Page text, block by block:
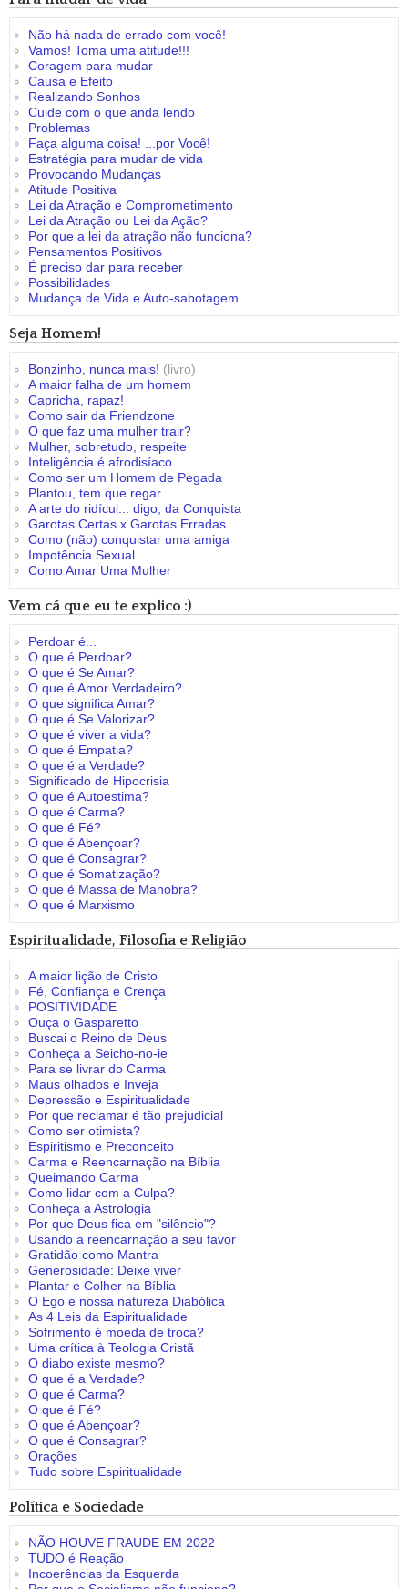
Não há nada de errado com você!
Vamos! Toma uma atitude!!!
Coragem para mudar
Causa e Efeito
Realizando Sonhos
Cuide com o que anda lendo
Problemas
Faça alguma coisa! ...por Você!
Estratégia para mudar de vida
Provocando Mudanças
Atitude Positiva
Lei da Atração e Comprometimento
Lei da Atração ou Lei da Ação?
Por que a lei da atração não funciona?
Pensamentos Positivos
É preciso dar para receber
Possibilidades
Mudança de Vida e Auto-sabotagem
Seja Homem!
Bonzinho, nunca mais! (livro)
A maior falha de um homem
Capricha, rapaz!
Como sair da Friendzone
O que faz uma mulher trair?
Mulher, sobretudo, respeite
Inteligência é afrodisíaco
Como ser um Homem de Pegada
Plantou, tem que regar
A arte do ridícul... digo, da Conquista
Garotas Certas x Garotas Erradas
Como (não) conquistar uma amiga
Impotência Sexual
Como Amar Uma Mulher
Vem cá que eu te explico :)
Perdoar é...
O que é Perdoar?
O que é Se Amar?
O que é Amor Verdadeiro?
O que significa Amar?
O que é Se Valorizar?
O que é viver a vida?
O que é Empatia?
O que é a Verdade?
Significado de Hipocrisia
O que é Autoestima?
O que é Carma?
O que é Fé?
O que é Abençoar?
O que é Consagrar?
O que é Somatização?
O que é Massa de Manobra?
O que é Marxismo
Espiritualidade, Filosofia e Religião
A maior lição de Cristo
Fé, Confiança e Crença
POSITIVIDADE
Ouça o Gasparetto
Buscai o Reino de Deus
Conheça a Seicho-no-ie
Para se livrar do Carma
Maus olhados e Inveja
Depressão e Espiritualidade
Por que reclamar é tão prejudicial
Como ser otimista?
Espiritismo e Preconceito
Carma e Reencarnação na Bíblia
Queimando Carma
Como lidar com a Culpa?
Conheça a Astrologia
Por que Deus fica em "silêncio"?
Usando a reencarnação a seu favor
Gratidão como Mantra
Generosidade: Deixe viver
Plantar e Colher na Bíblia
O Ego e nossa natureza Diabólica
As 4 Leis da Espiritualidade
Sofrimento é moeda de troca?
Uma crítica à Teologia Cristã
O diabo existe mesmo?
O que é a Verdade?
O que é Carma?
O que é Fé?
O que é Abençoar?
O que é Consagrar?
Orações
Tudo sobre Espiritualidade
Política e Sociedade
NÃO HOUVE FRAUDE EM 2022
TUDO é Reação
Incoerências da Esquerda